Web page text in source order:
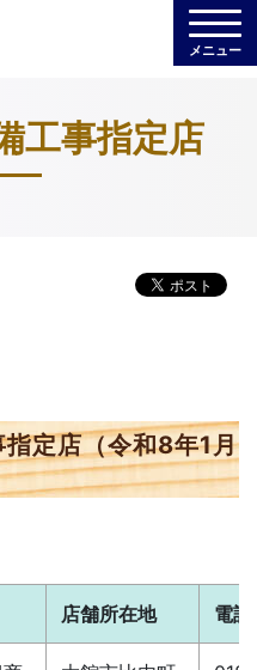
メニュー
工事指定店
定店（令和8年1月
店舗所在地 電